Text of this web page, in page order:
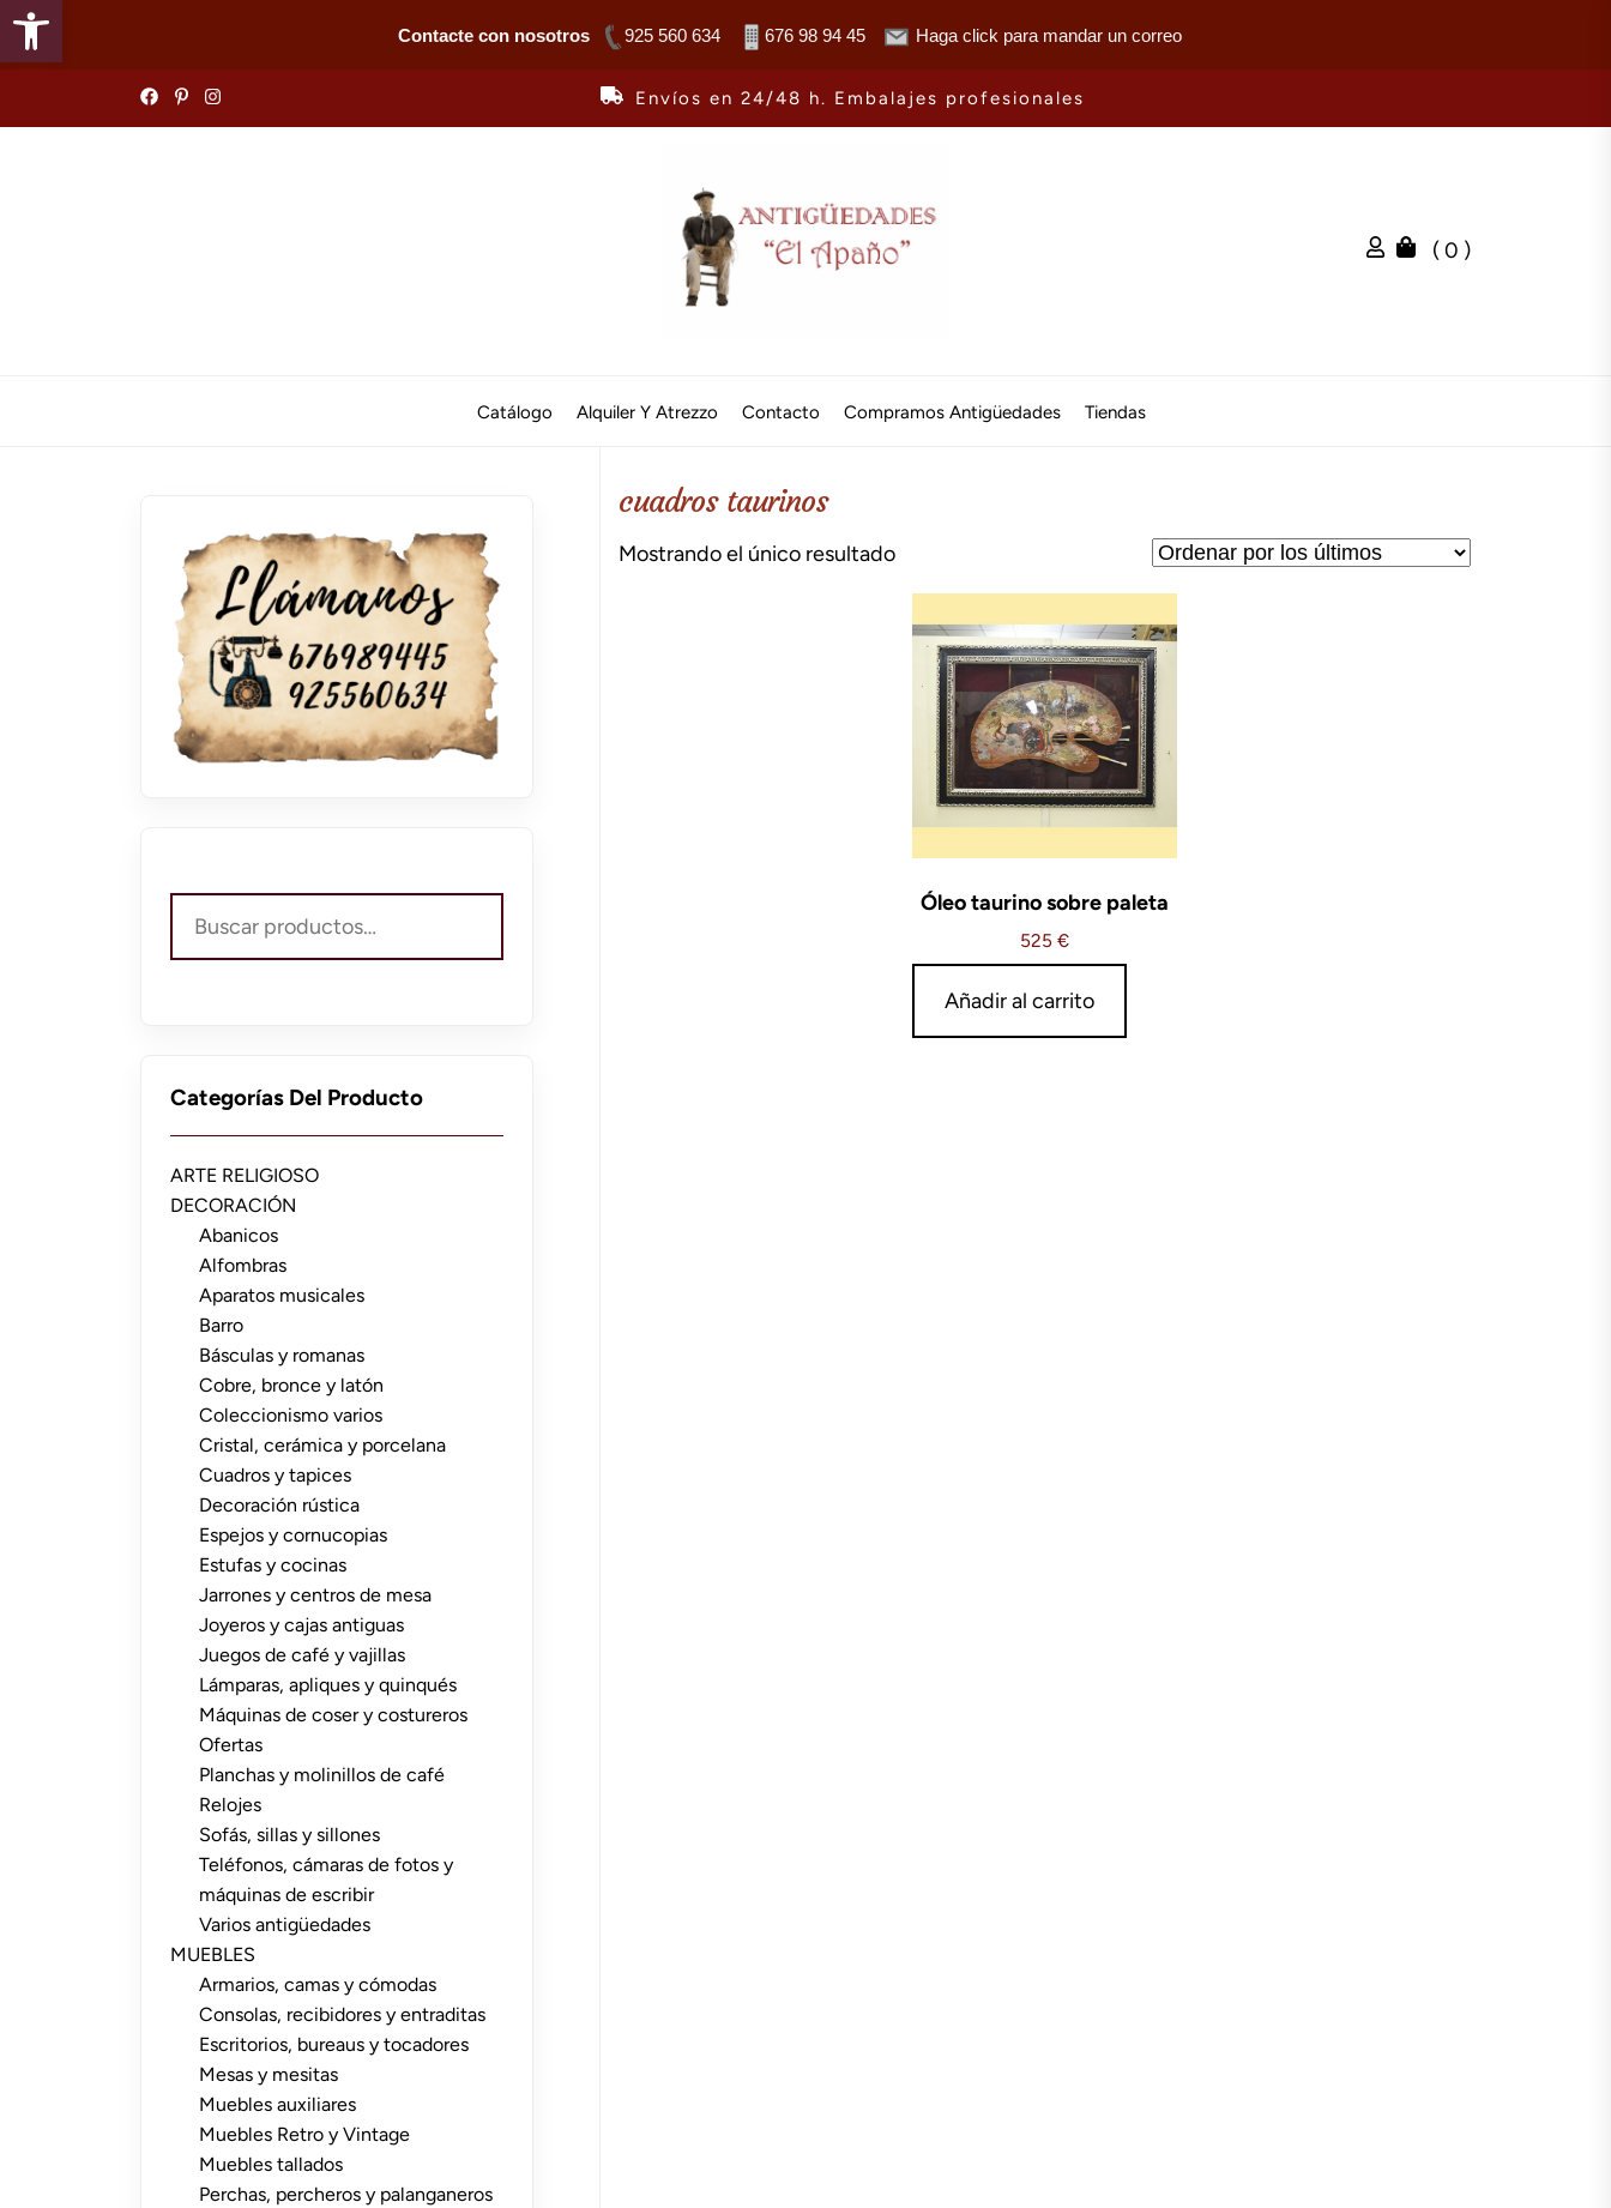
Abrir barra de herramientas
Contacte con nosotros 925 560 634 676 98 94 45 Haga click para mandar un correo
Envíos en 24/48 h. Embalajes profesionales
El
( 0 )
Catálogo Alquiler Y Atrezzo Contacto Compramos Antigüedades Tiendas
cuadros taurinos
Mostrando el único resultado
Óleo taurino sobre paleta
525 €
Añadir al carrito
por:
Categorías Del Producto
ARTE RELIGIOSO
DECORACIÓN
Abanicos
Alfombras
Aparatos musicales
Barro
Básculas y romanas
Cobre, bronce y latón
Coleccionismo varios
Cristal, cerámica y porcelana
Cuadros y tapices
Decoración rústica
Espejos y cornucopias
Estufas y cocinas
Jarrones y centros de mesa
Joyeros y cajas antiguas
Juegos de café y vajillas
Lámparas, apliques y quinqués
Máquinas de coser y costureros
Ofertas
Planchas y molinillos de café
Relojes
Sofás, sillas y sillones
Teléfonos, cámaras de fotos y
máquinas de escribir
Varios antigüedades
MUEBLES
Armarios, camas y cómodas
Consolas, recibidores y entraditas
Escritorios, bureaus y tocadores
Mesas y mesitas
Muebles auxiliares
Muebles Retro y Vintage
Muebles tallados
Perchas, percheros y palanganeros